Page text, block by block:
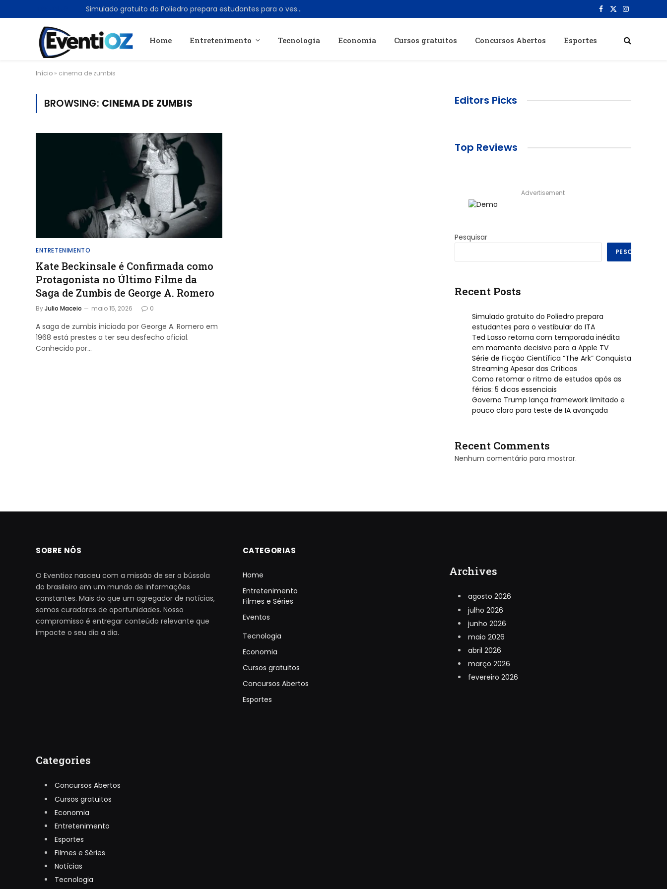
Simulado gratuito do Poliedro prepara estudantes para o vestibular do ITA Facebook
X
Instagram
Home Entretenimento Tecnologia Economia Cursos gratuitos Concursos Abertos Esportes
Início » cinema de zumbis
BROWSING: CINEMA DE ZUMBIS
ENTRETENIMENTO
Kate Beckinsale é Confirmada como
Protagonista no Último Filme da
Saga de Zumbis de George A. Romero
ByJulio Maceio maio 15, 2026 0
A saga de zumbis iniciada por George A. Romero em
1968 está prestes a ter seu desfecho oficial.
Conhecido por…
Editors Picks
Top Reviews
Advertisement
Pesquisar
PESQUISAR
Recent Posts
Simulado gratuito do Poliedro prepara
estudantes para o vestibular do ITA
Ted Lasso retorna com temporada inédita
em momento decisivo para a Apple TV
Série de Ficção Científica “The Ark” Conquista
Streaming Apesar das Críticas
Como retomar o ritmo de estudos após as
férias: 5 dicas essenciais
Governo Trump lança framework limitado e
pouco claro para teste de IA avançada
Recent Comments
Nenhum comentário para mostrar.
SOBRE NÓS
O Eventioz nasceu com a missão de ser a bússola
do brasileiro em um mundo de informações
constantes. Mais do que um agregador de notícias,
somos curadores de oportunidades. Nosso
compromisso é entregar conteúdo relevante que
impacte o seu dia a dia.
CATEGORIAS
Home
Entretenimento
Filmes e Séries
Eventos
Tecnologia
Economia
Cursos gratuitos
Concursos Abertos
Esportes
Archives
agosto 2026
julho 2026
junho 2026
maio 2026
abril 2026
março 2026
fevereiro 2026
Categories
Concursos Abertos
Cursos gratuitos
Economia
Entretenimento
Esportes
Filmes e Séries
Notícias
Tecnologia